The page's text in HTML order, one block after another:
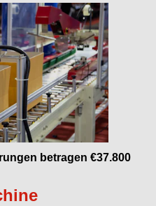
betragen €37.800